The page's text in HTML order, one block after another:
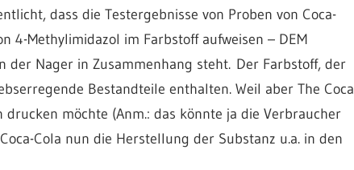
dass die Testergebnisse von Proben von Coca-
4-Methylimidazol im Farbstoff aufweisen – DEM
Nager in Zusammenhang steht. Der Farbstoff, der
Bestandteile enthalten. Weil aber The Coca
möchte (Anm.: das könnte ja die Verbraucher
Cola nun die Herstellung der Substanz u.a. in den